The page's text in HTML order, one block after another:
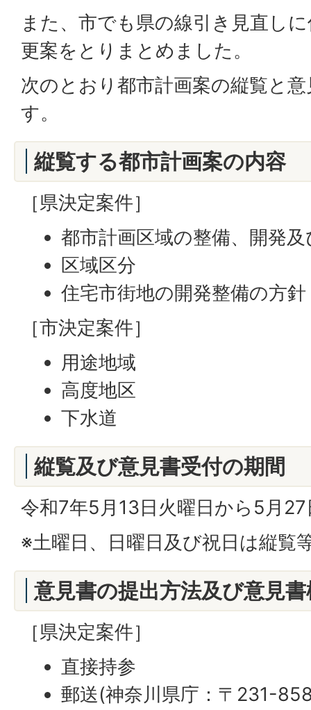
また、市でも県の線引き見直し
更案をとりまとめました。
次のとおり都市計画案の縦覧と
す。
縦覧する都市計画案の内容
［県決定案件］
都市計画区域の整備、開発
区域区分
住宅市街地の開発整備の方針
［市決定案件］
用途地域
高度地区
下水道
縦覧及び意見書受付の期間
令和7年5月13日火曜日から5月
※土曜日、日曜日及び祝日は縦覧
意見書の提出方法及び意見
［県決定案件］
直接持参
郵送(神奈川県庁：〒231-